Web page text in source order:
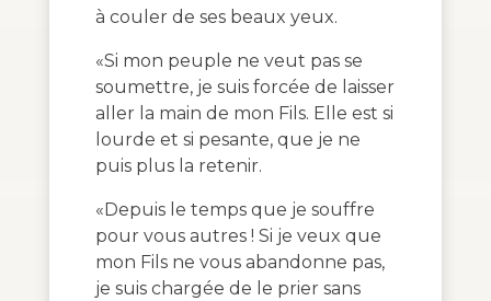
à couler de ses beaux yeux.
«Si mon peuple ne veut pas se
soumettre, je suis forcée de laisser
aller la main de mon Fils. Elle est si
lourde et si pesante, que je ne
puis plus la retenir.
«Depuis le temps que je souffre
pour vous autres ! Si je veux que
mon Fils ne vous abandonne pas,
je suis chargée de le prier sans